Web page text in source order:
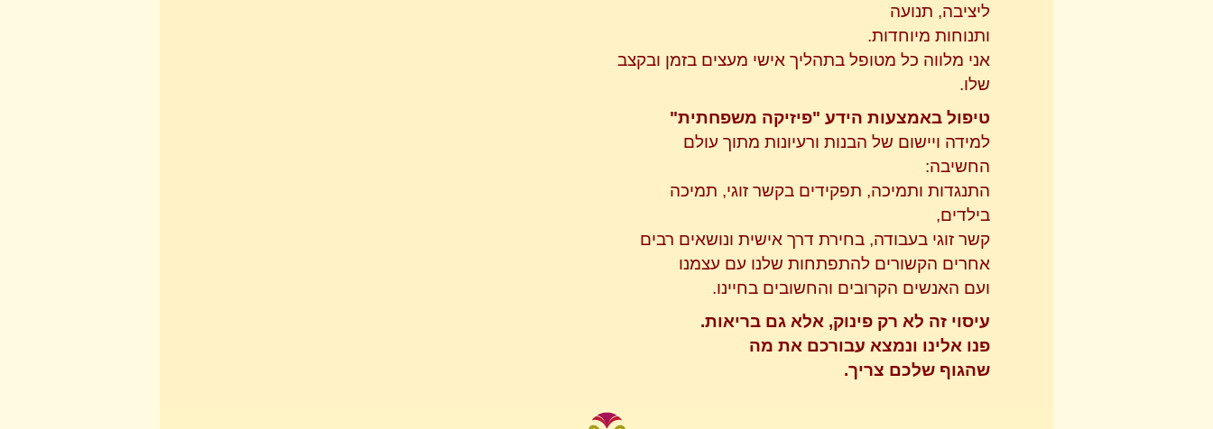
ליציבה, תנועה
ותנוחות מיוחדות.
אני מלווה כל מטופל בתהליך אישי מעצים בזמן ובקצב
שלו.
טיפול באמצעות הידע "פיזיקה משפחתית"
למידה ויישום של הבנות ורעיונות מתוך עולם
החשיבה:
התנגדות ותמיכה, תפקידים בקשר זוגי, תמיכה
בילדים,
קשר זוגי בעבודה, בחירת דרך אישית ונושאים רבים
אחרים הקשורים להתפתחות שלנו עם עצמנו
ועם האנשים הקרובים והחשובים בחיינו.
עיסוי זה לא רק פינוק, אלא גם בריאות.
פנו אלינו ונמצא עבורכם את מה
שהגוף שלכם צריך.